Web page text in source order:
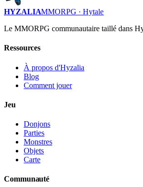
HYZALIAMMORPG · Hytale
Le MMORPG communautaire taillé dans
Ressources
À propos d'Hyzalia
Blog
Comment jouer
Jeu
Donjons
Parties
Monstres
Objets
Carte
Communauté